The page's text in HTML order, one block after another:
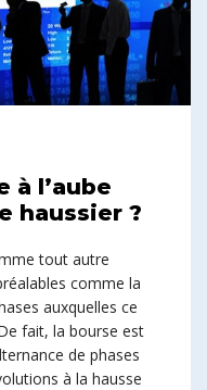
à l’aube
haussier ?
tout autre
comme la
auxquelles ce
fait, la bourse est
de phases
à la hausse